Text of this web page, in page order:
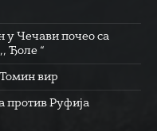
у Чечави почео са
Ђоле “
вир
против Руфија